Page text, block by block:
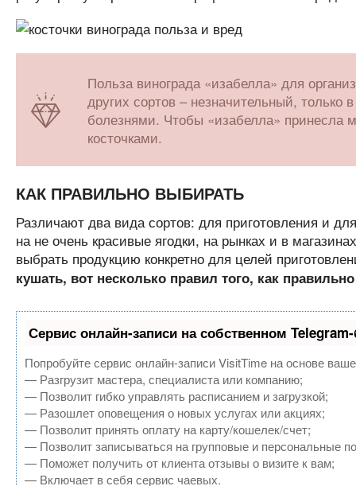
Польза винограда «изабелла» для
других сортов – незначительный,
болезнями. Чтобы «изабелла» принесла
косточками.
КАК ПРАВИЛЬНО ВЫБИРАТЬ
Различают два вида сортов: для приготовления и
на не очень красивые ягодки, на рынках и в
выбрать продукцию конкретно для целей
кушать, вот несколько правил того, как
Сервис онлайн-записи на собственном
Попробуйте сервис онлайн-записи VisitTime на основе
— Разгрузит мастера, специалиста или компанию;
— Позволит гибко управлять расписанием и загрузкой;
— Разошлет оповещения о новых услугах или акциях;
— Позволит принять оплату на карту/кошелек/счет;
— Позволит записываться на групповые и персональные
— Поможет получить от клиента отзывы о визите к вам;
— Включает в себя сервис чаевых.